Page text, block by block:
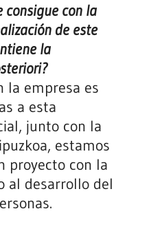
consigue con la
de este
la
la empresa es
a esta
junto con la
estamos
proyecto con la
al desarrollo del